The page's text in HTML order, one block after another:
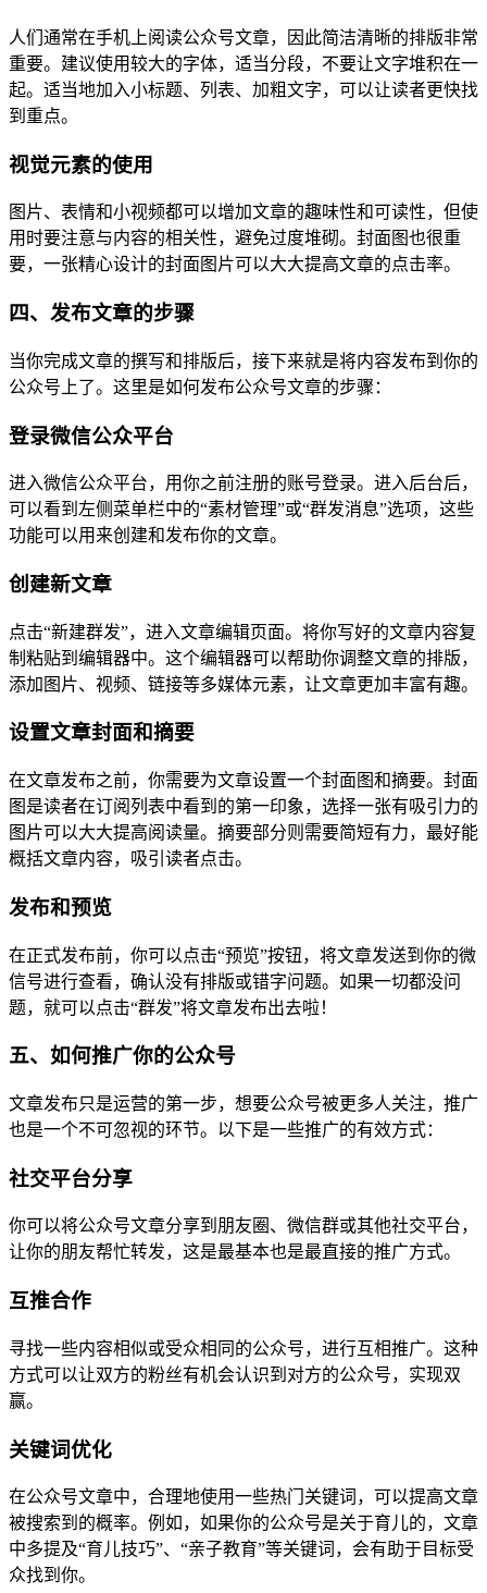
人们通常在手机上阅读公众号文章，因此简洁清晰的排版非常
重要。建议使用较大的字体，适当分段，不要让文字堆积在一
起。适当地加入小标题、列表、加粗文字，可以让读者更快找
到重点。
视觉元素的使用
图片、表情和小视频都可以增加文章的趣味性和可读性，但使
用时要注意与内容的相关性，避免过度堆砌。封面图也很重
要，一张精心设计的封面图片可以大大提高文章的点击率。
四、发布文章的步骤
当你完成文章的撰写和排版后，接下来就是将内容发布到你的
公众号上了。这里是如何发布公众号文章的步骤：
登录微信公众平台
进入微信公众平台，用你之前注册的账号登录。进入后台后，
可以看到左侧菜单栏中的“素材管理”或“群发消息”选项，这些
功能可以用来创建和发布你的文章。
创建新文章
点击“新建群发”，进入文章编辑页面。将你写好的文章内容复
制粘贴到编辑器中。这个编辑器可以帮助你调整文章的排版，
添加图片、视频、链接等多媒体元素，让文章更加丰富有趣。
设置文章封面和摘要
在文章发布之前，你需要为文章设置一个封面图和摘要。封面
图是读者在订阅列表中看到的第一印象，选择一张有吸引力的
图片可以大大提高阅读量。摘要部分则需要简短有力，最好能
概括文章内容，吸引读者点击。
发布和预览
在正式发布前，你可以点击“预览”按钮，将文章发送到你的微
信号进行查看，确认没有排版或错字问题。如果一切都没问
题，就可以点击“群发”将文章发布出去啦！
五、如何推广你的公众号
文章发布只是运营的第一步，想要公众号被更多人关注，推广
也是一个不可忽视的环节。以下是一些推广的有效方式：
社交平台分享
你可以将公众号文章分享到朋友圈、微信群或其他社交平台，
让你的朋友帮忙转发，这是最基本也是最直接的推广方式。
互推合作
寻找一些内容相似或受众相同的公众号，进行互相推广。这种
方式可以让双方的粉丝有机会认识到对方的公众号，实现双
赢。
关键词优化
在公众号文章中，合理地使用一些热门关键词，可以提高文章
被搜索到的概率。例如，如果你的公众号是关于育儿的，文章
中多提及“育儿技巧”、“亲子教育”等关键词，会有助于目标受
众找到你。